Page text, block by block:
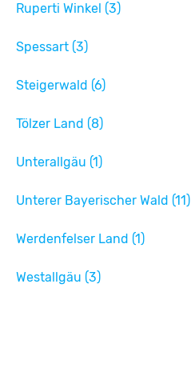
Ruperti Winkel (3)
Spessart (3)
Steigerwald (6)
Tölzer Land (8)
Unterallgäu (1)
Unterer Bayerischer Wald (11)
Werdenfelser Land (1)
Westallgäu (3)